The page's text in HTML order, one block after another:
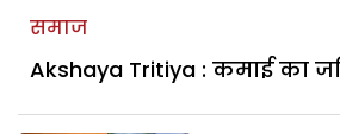
समाज
Akshaya Tritiya : कमाई का